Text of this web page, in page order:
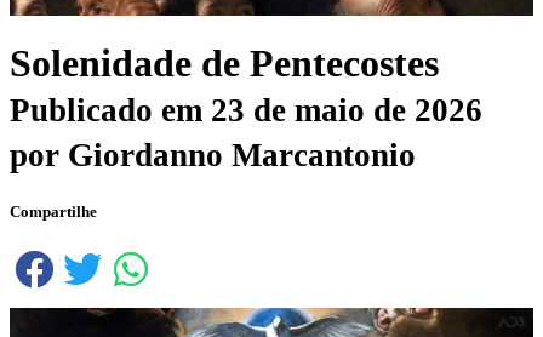
Solenidade de Pentecostes
Publicado em 23 de maio de 2026
por Giordanno Marcantonio
Compartilhe